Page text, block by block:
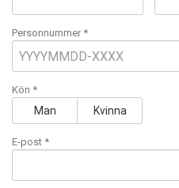
Personnummer *
Kön *
Man Kvinna
E-post *